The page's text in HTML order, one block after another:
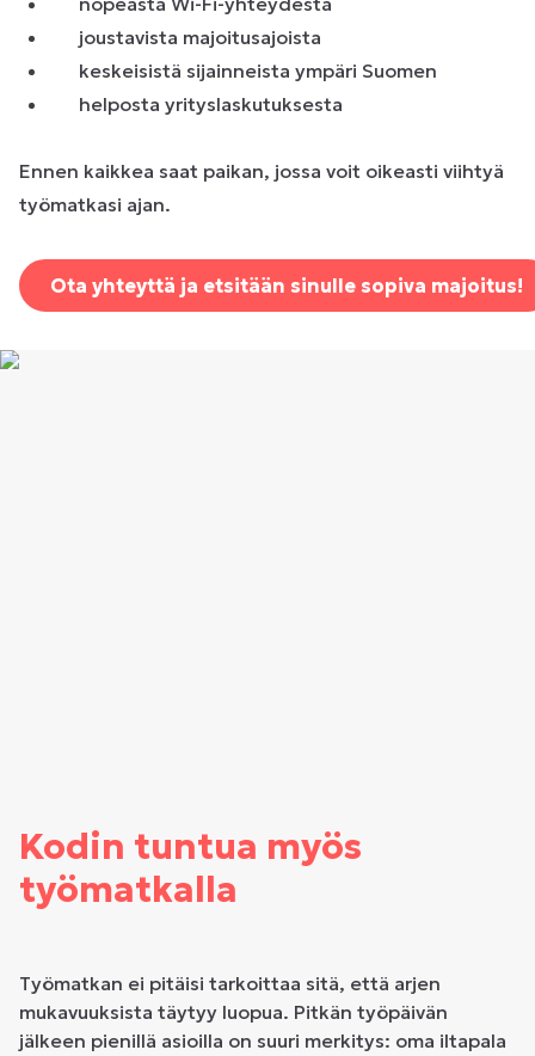
joustavista majoitusajoista
keskeisistä sijainneista ympäri Suomen
helposta yrityslaskutuksesta
Ennen kaikkea saat paikan, jossa voit oikeasti viihtyä
työmatkasi ajan.
Ota yhteyttä ja etsitään sinulle sopiva majoitus!
Kodin tuntua myös
työmatkalla
Työmatkan ei pitäisi tarkoittaa sitä, että arjen
mukavuuksista täytyy luopua. Pitkän työpäivän
jälkeen pienillä asioilla on suuri merkitys: oma iltapala